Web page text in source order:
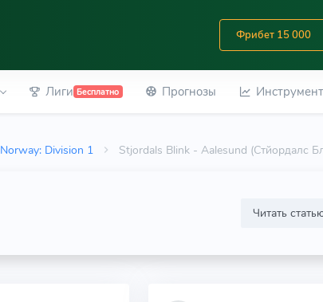
Фрибет 15 000
Лиги Бесплатно Прогнозы
Norway: Division 1 Stjordals Blink - Aalesund (Стйордалс
Читать